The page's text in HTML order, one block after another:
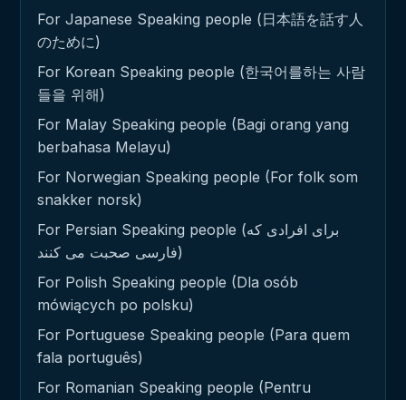
For Japanese Speaking people (日本語を話す人
のために)
For Korean Speaking people (한국어를하는 사람
들을 위해)
For Malay Speaking people (Bagi orang yang
berbahasa Melayu)
For Norwegian Speaking people (For folk som
snakker norsk)
For Persian Speaking people (برای افرادی که
فارسی صحبت می کنند)
For Polish Speaking people (Dla osób
mówiących po polsku)
For Portuguese Speaking people (Para quem
fala português)
For Romanian Speaking people (Pentru